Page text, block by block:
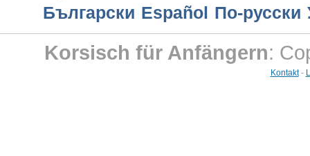
Български Еspañol По-русски
Korsisch für Anfängern:
Kontakt-